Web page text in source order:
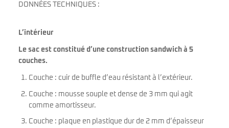
DONNÉES TECHNIQUES :
L’intérieur
Le sac est constitué d’une construction sandwich à 5
couches.
Couche : cuir de buffle d’eau résistant à l’extérieur.
Couche : mousse souple et dense de 3 mm qui agit
comme amortisseur.
Couche : plaque en plastique dur de 2 mm d’épaisseur